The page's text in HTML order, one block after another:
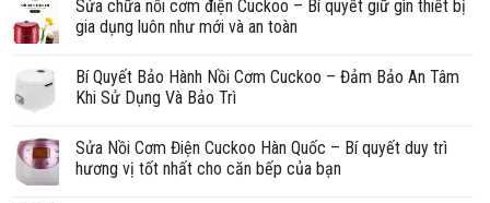
Sửa chữa nồi cơm điện Cuckoo – Bí quyết giữ gìn thiết bị
gia dụng luôn như mới và an toàn
Bí Quyết Bảo Hành Nồi Cơm Cuckoo – Đảm Bảo An Tâm
Khi Sử Dụng Và Bảo Trì
Sửa Nồi Cơm Điện Cuckoo Hàn Quốc – Bí quyết duy trì
hương vị tốt nhất cho căn bếp của bạn